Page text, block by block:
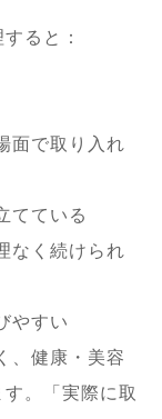
ると：
面で取り入れ
てている
なく続けられ
やすい
、健康・美容
。「実際に取